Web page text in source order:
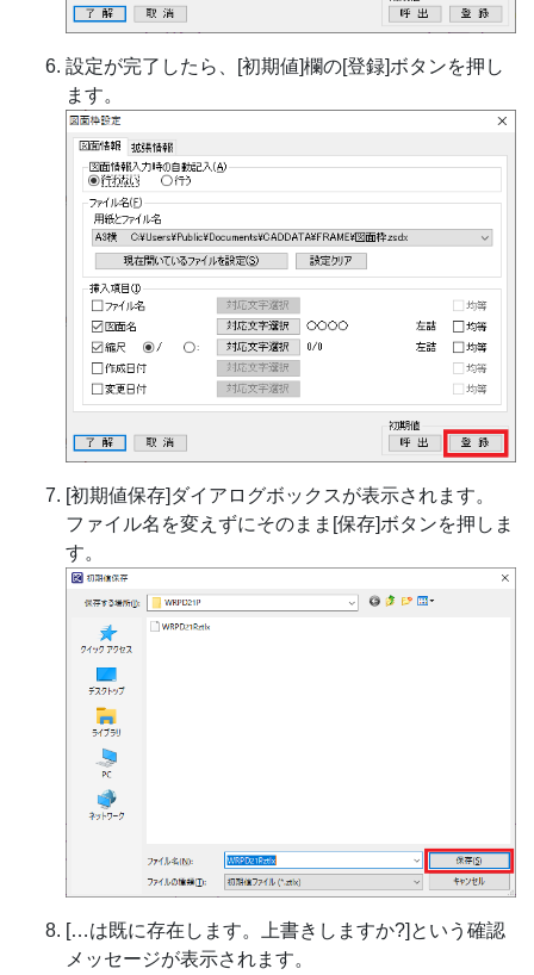
設定が完了したら、[初期値]欄の[登録]ボタンを押し
ます。
[初期値保存]ダイアログボックスが表示されます。
ファイル名を変えずにそのまま[保存]ボタンを押しま
す。
[…は既に存在します。上書きしますか?]という確認
メッセージが表示されます。